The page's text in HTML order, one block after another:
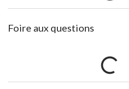
Foire aux questions